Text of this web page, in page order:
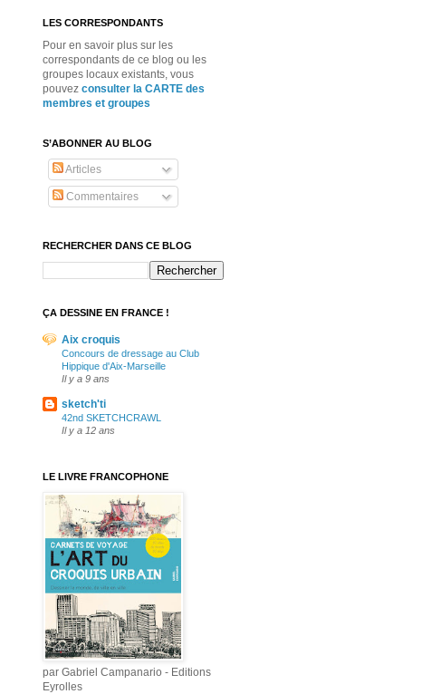
LES CORRESPONDANTS
Pour en savoir plus sur les
correspondants de ce blog ou les
groupes locaux existants, vous
pouvez consulter la CARTE des
membres et groupes
S’ABONNER AU BLOG
Articles
Commentaires
RECHERCHER DANS CE BLOG
ÇA DESSINE EN FRANCE !
Aix croquis
Concours de dressage au Club
Hippique d'Aix-Marseille
Il y a 9 ans
sketch'ti
42nd SKETCHCRAWL
Il y a 12 ans
LE LIVRE FRANCOPHONE
par Gabriel Campanario - Editions
Eyrolles